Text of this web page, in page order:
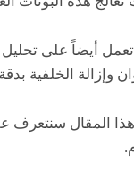
أيضاً على تحليل
وإزالة الخلفية
المقال سنتعرف